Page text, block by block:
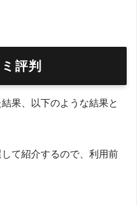
評判
果、以下のような結果と
て紹介するので、利用前